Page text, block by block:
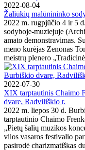
2022-08-04
Žaliūkių malūnininko
2022 m. rugpjūčio 4 ir 5
sodyboje-muziejuje
amato demonstravimas.
meno kūrėjas Zenonas
meistrų plenero
2022-07-30
XIX tarptautinis Chaimo
dvare, Radviliškio r.
2022 m. liepos 30 d.
tarptautinio Chaimo
„Pietų šalių muzikos
vilos vasaros festivalio
pasirodė charizmatiškas